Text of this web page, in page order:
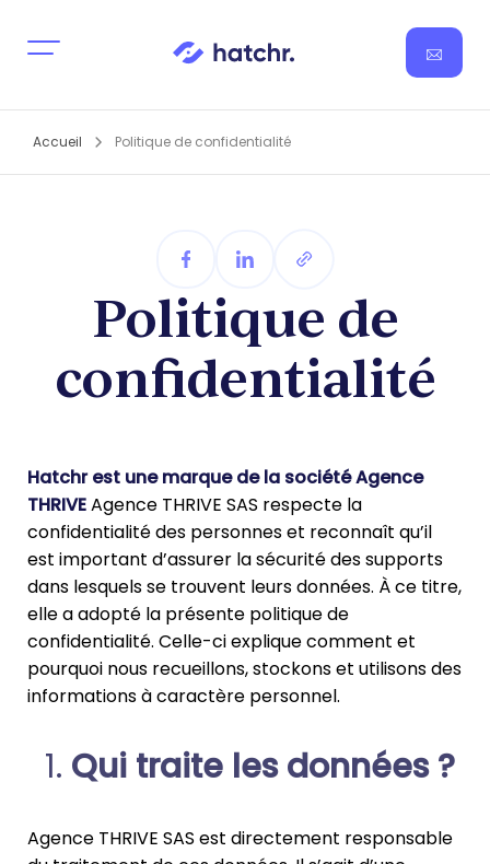
Accueil Politique de confidentialité
Politique de
confidentialité
Hatchr est une marque de la société Agence
THRIVEAgence THRIVE SAS respecte la
confidentialité des personnes et reconnaît qu’il
est important d’assurer la sécurité des supports
dans lesquels se trouvent leurs données. À ce titre,
elle a adopté la présente politique de
confidentialité. Celle-ci explique comment et
pourquoi nous recueillons, stockons et utilisons des
informations à caractère personnel.
Qui traite les données ?
Agence THRIVE SAS est directement responsable